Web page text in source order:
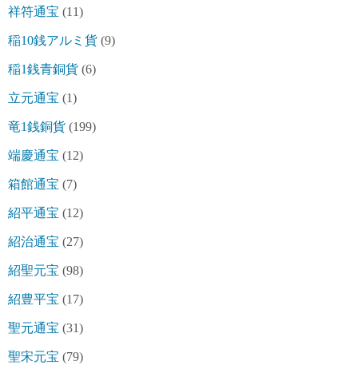
祥符通宝 (11)
稲10銭アルミ貨 (9)
稲1銭青銅貨 (6)
立元通宝 (1)
竜1銭銅貨 (199)
端慶通宝 (12)
箱館通宝 (7)
紹平通宝 (12)
紹治通宝 (27)
紹聖元宝 (98)
紹豊平宝 (17)
聖元通宝 (31)
聖宋元宝 (79)